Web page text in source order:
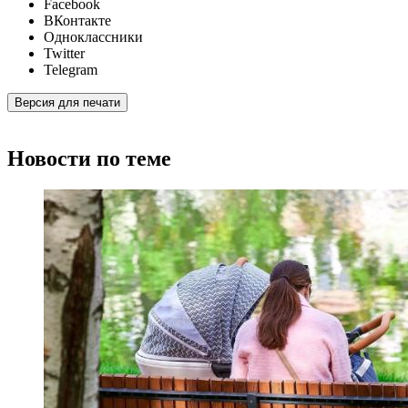
Facebook
ВКонтакте
Одноклассники
Twitter
Telegram
Версия для печати
Новости по теме